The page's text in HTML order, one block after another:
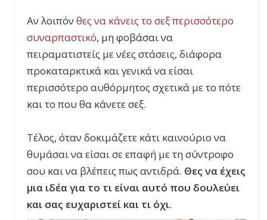
Αν λοιπόν θεςνα κάνεις το σεξ περισσότερο
συναρπαστικό, μη φοβάσαι να
πειραματιστείς με νέες στάσεις, διάφορα
προκαταρκτικά και γενικά να είσαι
περισσότερο αυθόρμητος σχετικά με το πότε
και το που θα κάνετε σεξ.
Τέλος, όταν δοκιμάζετε κάτι καινούριο να
θυμάσαι να είσαι σε επαφή με τη σύντροφο
σου και να βλέπεις πως αντιδρά. Θες να έχεις
μια ιδέα για το τι είναι αυτό που δουλεύει
και σας ευχαριστεί και τι όχι.